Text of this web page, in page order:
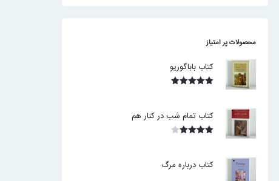
محصولات پر امتیاز
کتاب باباگوریو
کتاب تمام شب در کنار هم
کتاب درباره مرگ